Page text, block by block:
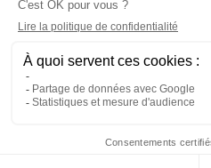
Informations
Climservice
Informations